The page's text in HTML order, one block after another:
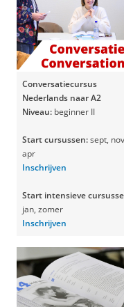
Conversatiecursus
Nederlands naar A2
Niveau: beginner II
Start cursussen:sept,
apr
Inschrijven
Start intensieve
jan, zomer
Inschrijven